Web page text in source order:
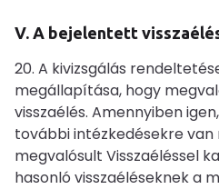
V. A bejelentett
20. A kivizsgálás
megállapítása, hogy
visszaélés. Amennyiben
további intézkedésekre van
megvalósult Visszaéléssel
hasonló visszaéléseknek a